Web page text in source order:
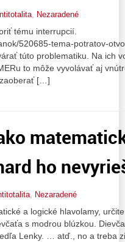
, Nezaradené
tému interrupcií.
520685-tema-potratov-
túto problematiku. Na ich
to môže vyvolávať aj
[…]
ho
Nezaradené
a logické hlavolamy,
s modrou blúzkou.
Lenky. … atď., no a treba